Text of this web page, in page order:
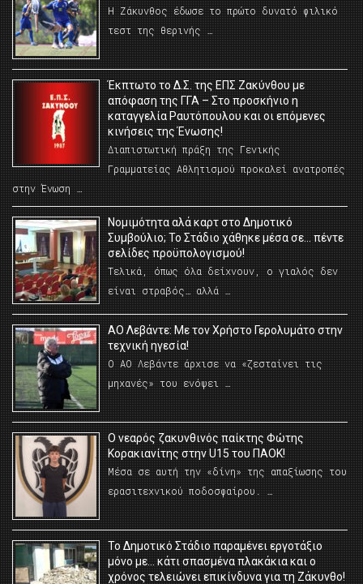
Η Ζάκυνθος έδωσε το πρώτο δυνατό φιλικό
τεστ της θερινής …
Έκπτωτο το Δ.Σ. της ΕΠΣ Ζακύνθου με
απόφαση της ΓΓΑ – Στο προσκήνιο η
καταγγελία Ραυτόπουλου και οι επόμενες
κινήσεις της Ένωσης!
Διαπιστωτική πράξη της Γενικής
Γραμματείας Αθλητισμού προκαλεί ανατροπές
στην Ένωση …
Νομιμότητα αλά καρτ στο Δημοτικό
Συμβούλιο; Το Στάδιο χάθηκε μέσα σε… πέντε
σελίδες προϋπολογισμού!
Τελικά, όπως όλα δείχνουν, ο γιαλός δεν
είναι στραβός… αλλά …
ΑΟ Λεβάντε: Με τον Χρήστο Γερολυμάτο στην
τεχνική ηγεσία!
Ο ΑΟ Λεβάντε άρχισε να «ζεσταίνει τις
μηχανές» του ενόψει …
O νεαρός ζακυνθινός παίκτης Φώτης
Κορακιανίτης στην U15 του ΠΑΟΚ!
Μέσα σε αυτή την «δίνη» της απαξίωσης του
ερασιτεχνικού ποδοσφαίρου. …
Το Δημοτικό Στάδιο παραμένει εργοτάξιο
μόνο με… κάτι σπασμένα πλακάκια και ο
χρόνος τελειώνει επικίνδυνα για τη Ζάκυνθο!